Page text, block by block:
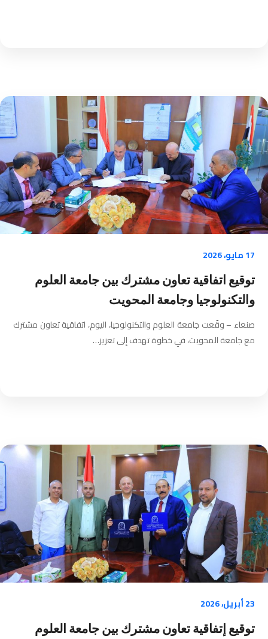
17 مايو، 2026
توقيع اتفاقية تعاون مشترك بين جامعة العلوم
والتكنولوجيا وجامعة المحويت
صنعاء – وقّعت جامعة العلوم والتكنولوجيا، اليوم، اتفاقية تعاون مشترك
مع جامعة المحويت، في خطوة تهدف إلى تعزيز…
23 أبريل، 2026
توقيع إتفاقية تعاون مشترك بين جامعة العلوم